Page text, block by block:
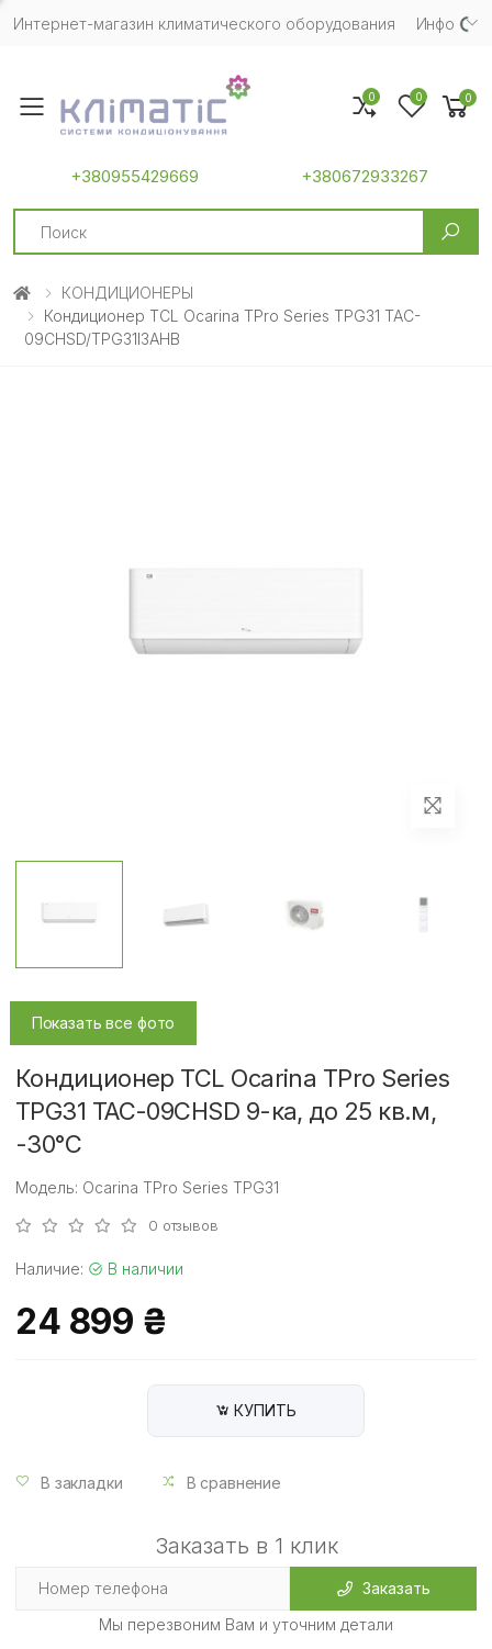
Интернет-магазин климатического оборудования Инфо
Toggle mobile menu
+380955429669 +380672933267
Search
0 0 0
КОНДИЦИОНЕРЫ
Кондиционер TCL Ocarina TPro Series TPG31 TAC-
09CHSD/TPG31I3AHB
Показать все фото
Кондиционер TCL Ocarina TPro Series
TPG31 TAC-09CHSD 9-ка, до 25 кв.м,
-30°C
Модель: Ocarina TPro Series TPG31
0 отзывов
Наличие: В наличии
24 899 ₴
КУПИТЬ
В закладки В сравнение
Заказать в 1 клик
Заказать
Мы перезвоним Вам и уточним детали